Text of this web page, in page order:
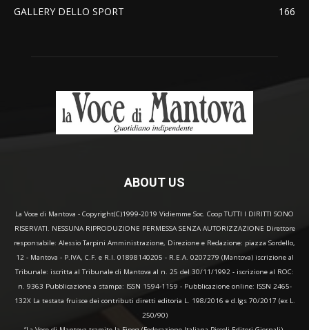
GALLERY DELLO SPORT
166
ABOUT US
La Voce di Mantova - Copyright(C)1999-2019 Vidiemme Soc. Coop TUTTI I DIRITTI SONO
RISERVATI. NESSUNA RIPRODUZIONE PERMESSA SENZA AUTORIZZAZIONE Direttore
responsabile: Alessio Tarpini Amministrazione, Direzione e Redazione: piazza Sordello,
12 - Mantova - P.IVA, C.F. e R.I. 01898140205 - R.E.A. 0207279 (Mantova) iscrizione al
Tribunale: iscritta al Tribunale di Mantova al n. 25 del 30/11/1992 - iscrizione al ROC:
n. 9363 Pubblicazione a stampa: ISSN 1594-1159 - Pubblicazione online: ISSN 2465-
132X La testata fruisce dei contributi diretti editoria L. 198/2016 e d.lgs 70/2017 (ex L.
250/90)